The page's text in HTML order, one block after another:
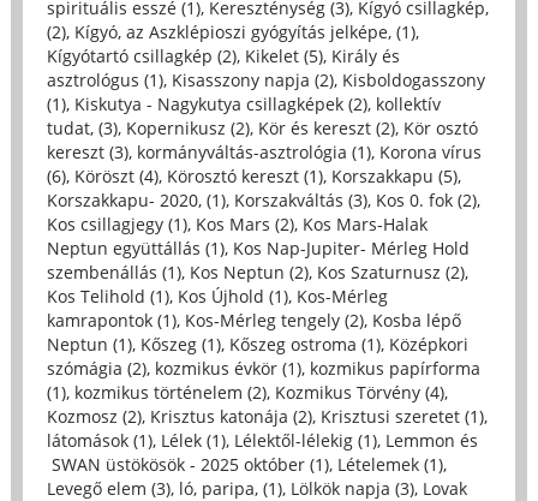
spirituális esszé (1), Kereszténység (3), Kígyó csillagkép,
(2), Kígyó, az Aszklépioszi gyógyítás jelképe, (1),
Kígyótartó csillagkép (2), Kikelet (5), Király és
asztrológus (1), Kisasszony napja (2), Kisboldogasszony
(1), Kiskutya - Nagykutya csillagképek (2), kollektív
tudat, (3), Kopernikusz (2), Kör és kereszt (2), Kör osztó
kereszt (3), kormányváltás-asztrológia (1), Korona vírus
(6), Köröszt (4), Körosztó kereszt (1), Korszakkapu (5),
Korszakkapu- 2020, (1), Korszakváltás (3), Kos 0. fok (2),
Kos csillagjegy (1), Kos Mars (2), Kos Mars-Halak
Neptun együttállás (1), Kos Nap-Jupiter- Mérleg Hold
szembenállás (1), Kos Neptun (2), Kos Szaturnusz (2),
Kos Telihold (1), Kos Újhold (1), Kos-Mérleg
kamrapontok (1), Kos-Mérleg tengely (2), Kosba lépő
Neptun (1), Kőszeg (1), Kőszeg ostroma (1), Középkori
szómágia (2), kozmikus évkör (1), kozmikus papírforma
(1), kozmikus történelem (2), Kozmikus Törvény (4),
Kozmosz (2), Krisztus katonája (2), Krisztusi szeretet (1),
látomások (1), Lélek (1), Lélektől-lélekig (1), Lemmon és
SWAN üstökösök - 2025 október (1), Lételemek (1),
Levegő elem (3), ló, paripa, (1), Lölkök napja (3), Lovak